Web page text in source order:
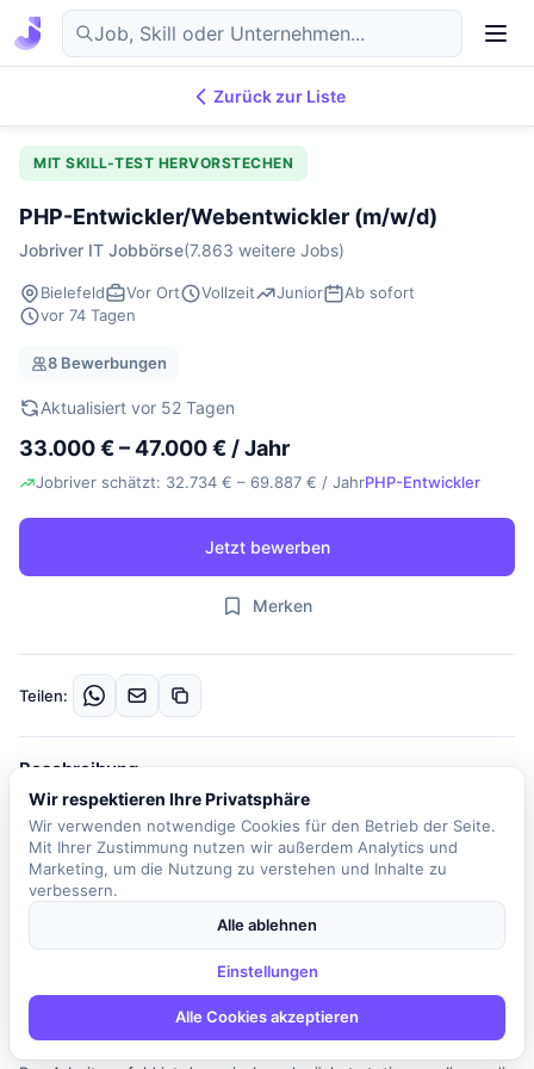
DE
Zurück zur Liste
MIT SKILL-TEST HERVORSTECHEN
PHP-Entwickler/Webentwickler (m/w/d)
Jobriver IT Jobbörse(7.863 weitere Jobs)
Bielefeld Vor Ort Vollzeit Junior
Ab sofort
vor 74 Tagen
8 Bewerbungen
Aktualisiert vor 52 Tagen
33.000 € – 47.000 € / Jahr
Jobriver schätzt: 32.734 € – 69.887 € / JahrPHP-Entwickler
Jetzt bewerben
Merken
Teilen:
Beschreibung
Unser Kunde ist ein Partnernetzwerk, das stationäre
Modehändler bei der Digitalisierung unterstützt. In dieser Rolle als
PHP-Entwickler sind Sie Teil eines engagierten Teams, das sich
der Betreuung und Weiterentwicklung von Onlineshops widmet.
Ihre Hauptaufgabe besteht darin, Onlineshops auf Basis von
Magento zu betreuen und neue eCommerce-Tools zu entwickeln,
die speziell auf die Bedürfnisse des stationären Modehandels
zugeschnitten sind. Sie werden aktiv an der Optimierung von
Datenflüssen zwischen verschiedenen Systemen mitwirken und
dabei stets einen problemlösungsorientierten Ansatz verfolgen.
Wir respektieren Ihre Privatsphäre
Wir verwenden notwendige Cookies für den Betrieb der Seite.
Mit Ihrer Zustimmung nutzen wir außerdem Analytics und
Marketing, um die Nutzung zu verstehen und Inhalte zu
verbessern.
Alle ablehnen
Einstellungen
Alle Cookies akzeptieren